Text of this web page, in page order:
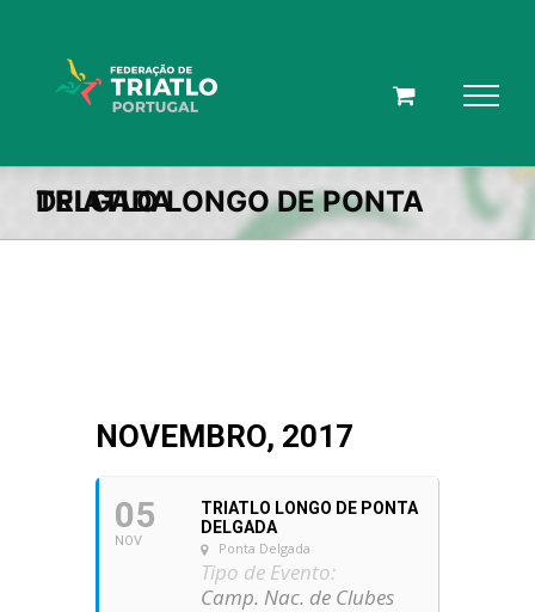
TRIATLO LONGO DE PONTA DELGADA
NOVEMBRO, 2017
05
NOV
TRIATLO LONGO DE PONTA
DELGADA
Ponta Delgada
Tipo de Evento:
Camp. Nac. de Clubes